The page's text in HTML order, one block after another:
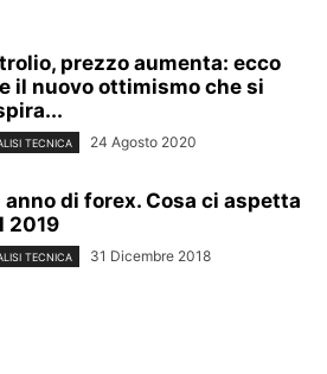
prezzo aumenta: ecco
il nuovo ottimismo che si
TECNICA 24 Agosto 2020
anno di forex. Cosa ci aspetta
2019
TECNICA 31 Dicembre 2018